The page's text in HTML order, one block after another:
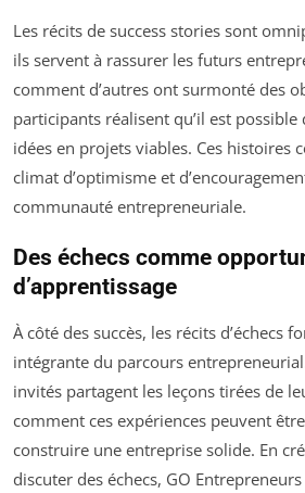
Les récits de success stories sont
ils servent à rassurer les futurs
comment d’autres ont surmonté des
participants réalisent qu’il est
idées en projets viables. Ces histoires
climat d’optimisme et
communauté entrepreneuriale.
Des échecs comme
d’apprentissage
À côté des succès, les récits d’échecs
intégrante du parcours
invités partagent les leçons tirées de
comment ces expériences peuvent
construire une entreprise solide. En
discuter des échecs, GO